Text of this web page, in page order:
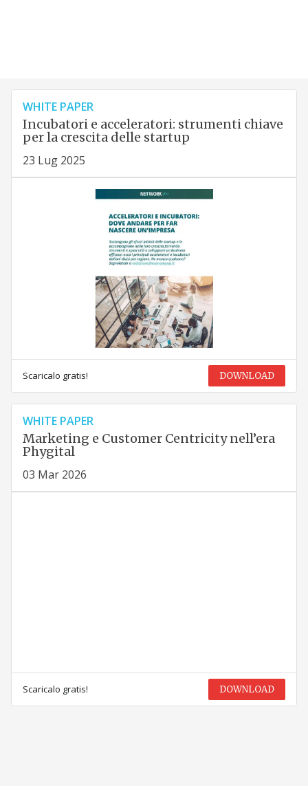
WHITE PAPER
Incubatori e acceleratori: strumenti chiave
per la crescita delle startup
23 Lug 2025
Scaricalo gratis! DOWNLOAD
WHITE PAPER
Marketing e Customer Centricity nell’era
Phygital
03 Mar 2026
Scaricalo gratis! DOWNLOAD